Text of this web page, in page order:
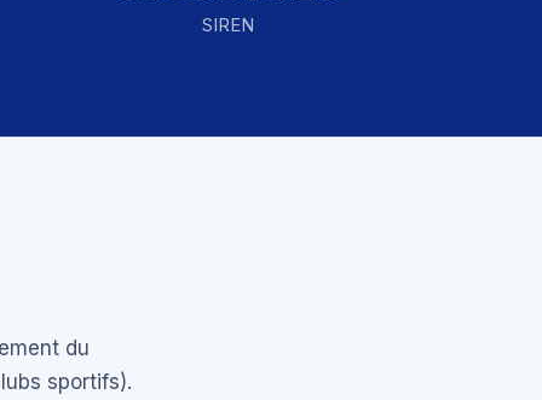
SIREN
du
sportifs).